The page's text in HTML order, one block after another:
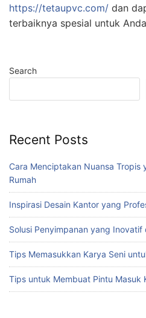
https://tetaupvc.com/ dan
terbaiknya spesial untuk
Search
Recent Posts
Cara Menciptakan Nuansa Tropis
Rumah
Inspirasi Desain Kantor yang
Solusi Penyimpanan yang Inovatif
Tips Memasukkan Karya Seni
Tips untuk Membuat Pintu Masuk